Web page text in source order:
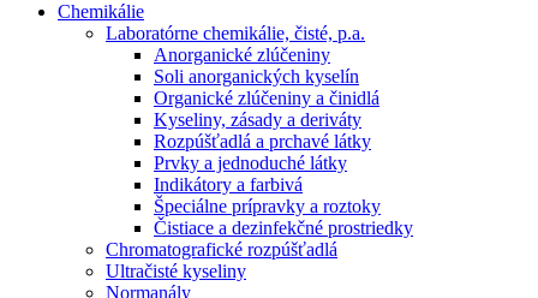
Chemikálie
Laboratórne chemikálie, čisté, p.a.
Anorganické zlúčeniny
Soli anorganických kyselín
Organické zlúčeniny a činidlá
Kyseliny, zásady a deriváty
Rozpúšťadlá a prchavé látky
Prvky a jednoduché látky
Indikátory a farbivá
Špeciálne prípravky a roztoky
Čistiace a dezinfekčné prostriedky
Chromatografické rozpúšťadlá
Ultračisté kyseliny
Normanály